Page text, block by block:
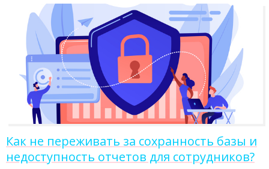
Как не переживать за сохранность базы и
недоступность отчетов для сотрудников?